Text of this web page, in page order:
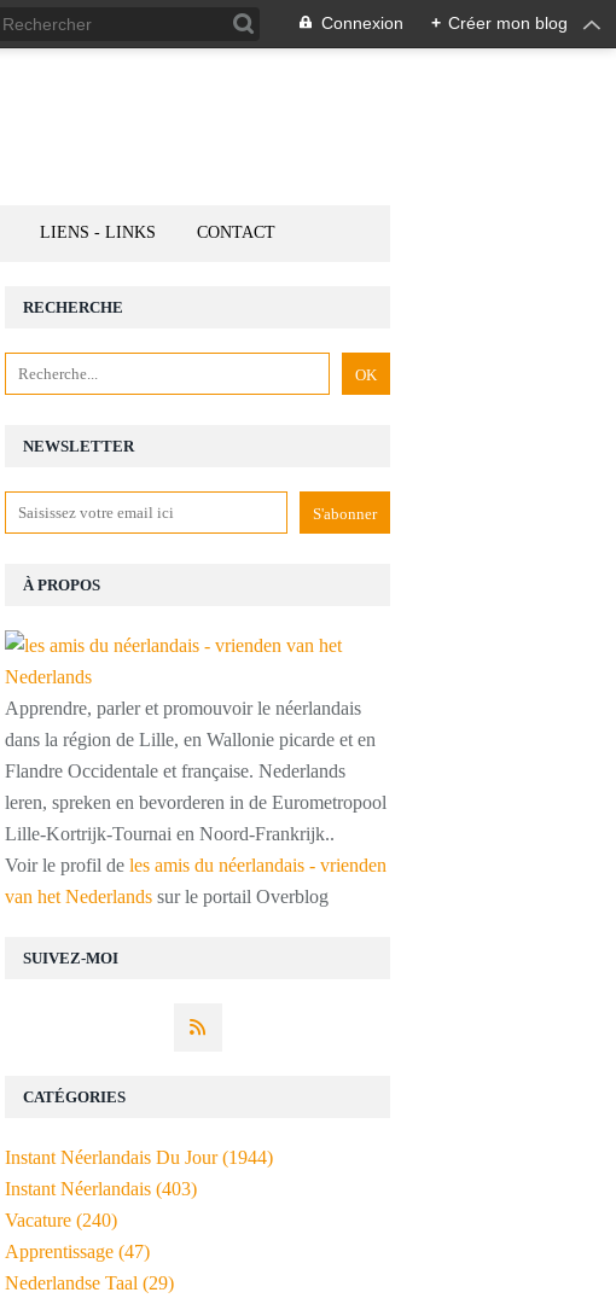
Connexion + Créer mon blog
LIENS - LINKS CONTACT
NEWSLETTER
SUIVEZ-MOI
RECHERCHE
À PROPOS
Apprendre, parler et promouvoir le néerlandais
dans la région de Lille, en Wallonie picarde et en
Flandre Occidentale et française. Nederlands
leren, spreken en bevorderen in de Eurometropool
Lille-Kortrijk-Tournai en Noord-Frankrijk..
Voir le profil de les amis du néerlandais - vrienden
van het Nederlands sur le portail Overblog
CATÉGORIES
Instant Néerlandais Du Jour(1944)
Instant Néerlandais (403)
Vacature (240)
Apprentissage (47)
Nederlandse Taal (29)